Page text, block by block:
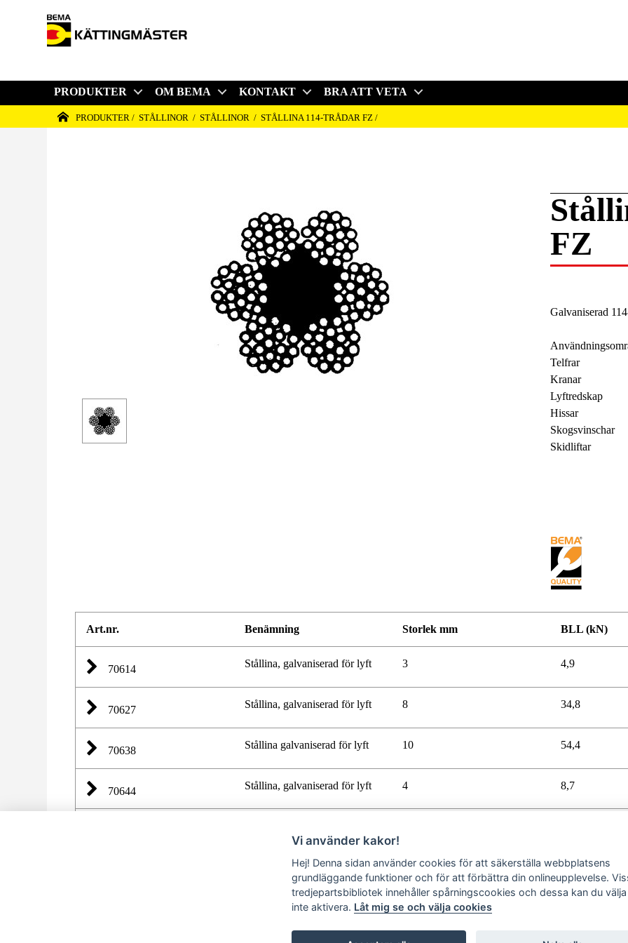
PRODUKTER OM BEMA KONTAKT BRA ATT VETA
HEM
PRODUKTER STÅLLINOR STÅLLINOR STÅLLINA 114-TRÅDAR FZ
FZ
Galvaniserad
Telfrar
Kranar
Lyftredskap
Hissar
Skogsvinschar
Skidliftar
Art.nr. Benämning Storlek mm BLL (kN)
70614 Stållina, galvaniserad för lyft 3 4,9
70627 Stållina, galvaniserad för lyft 8 34,8
70638 Stållina galvaniserad för lyft 10 54,4
70644 Stållina, galvaniserad för lyft 4 8,7
Vi använder kakor!
Hej! Denna sidan använder cookies för att säkerställa webbplatsens
grundläggande funktioner och för att förbättra din onlineupplevelse.
tredjepartsbibliotek innehåller spårningscookies och dessa kan du
inte aktivera. Låt mig se och välja cookies